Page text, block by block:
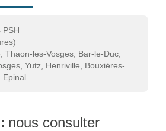
PSH
Thaon-les-Vosges, Bar-le-Duc,
Yutz, Henriville, Bouxières-
Epinal
nous consulter